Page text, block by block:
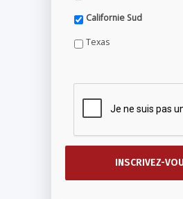
Californie Sud
Texas